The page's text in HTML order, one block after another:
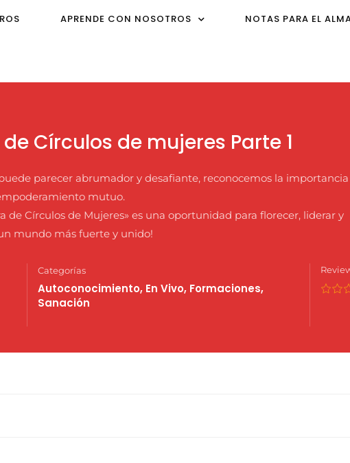
APRENDE CON NOSOTROS NOTAS PARA EL
Círculos de mujeres Parte 1
parecer abrumador y desafiante, reconocemos la importancia
mutuo.
de Círculos de Mujeres» es una oportunidad para florecer, liderar y
mundo más fuerte y unido!
Categorías
Autoconocimiento, En Vivo, Formaciones,
Sanación